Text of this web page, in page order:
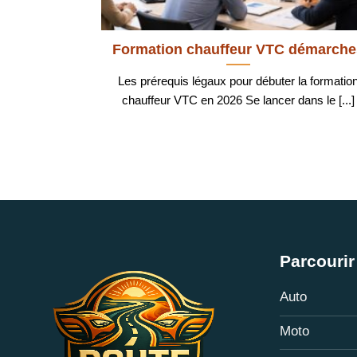
Formation chauffeur VTC
Les prérequis légaux pour débuter la
chauffeur VTC en 2026 Se lancer dans le [...]
Auto
Moto